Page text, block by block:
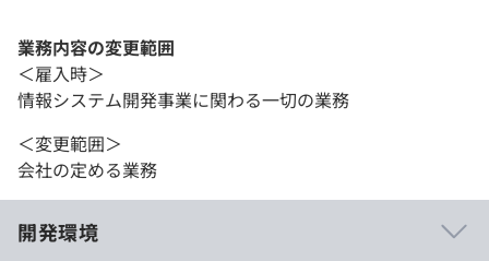
業務内容の変更範囲
＜雇入時＞
情報システム開発事業に関わる一切の業務
＜変更範囲＞
会社の定める業務
開発環境